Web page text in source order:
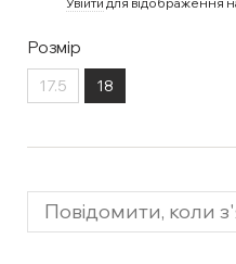
Розмір
17.5 18
Повідомити, коли